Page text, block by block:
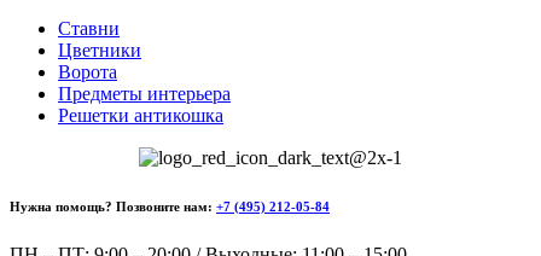
Ставни
Цветники
Ворота
Предметы интерьера
Решетки антикошка
Нужна помощь? Позвоните нам: +7 (495) 212-05-84